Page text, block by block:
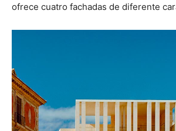
ofrece cuatro fachadas de diferente